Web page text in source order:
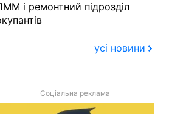
і ремонтний підрозділ
усі новини
Соціальна реклама